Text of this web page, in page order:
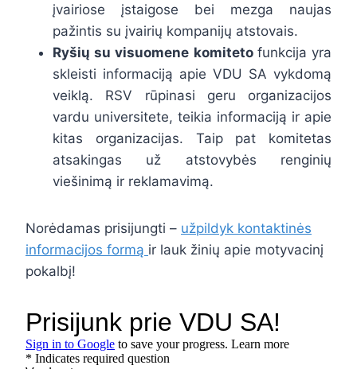
įvairiose įstaigose bei mezga naujas
pažintis su įvairių kompanijų atstovais.
Ryšių su visuomene komiteto funkcija yra
skleisti informaciją apie VDU SA vykdomą
veiklą. RSV rūpinasi geru organizacijos
vardu universitete, teikia informaciją ir apie
kitas organizacijas. Taip pat komitetas
atsakingas už atstovybės renginių
viešinimą ir reklamavimą.
Norėdamas prisijungti – užpildyk kontaktinės
informacijos formą ir lauk žinių apie motyvacinį
pokalbį!